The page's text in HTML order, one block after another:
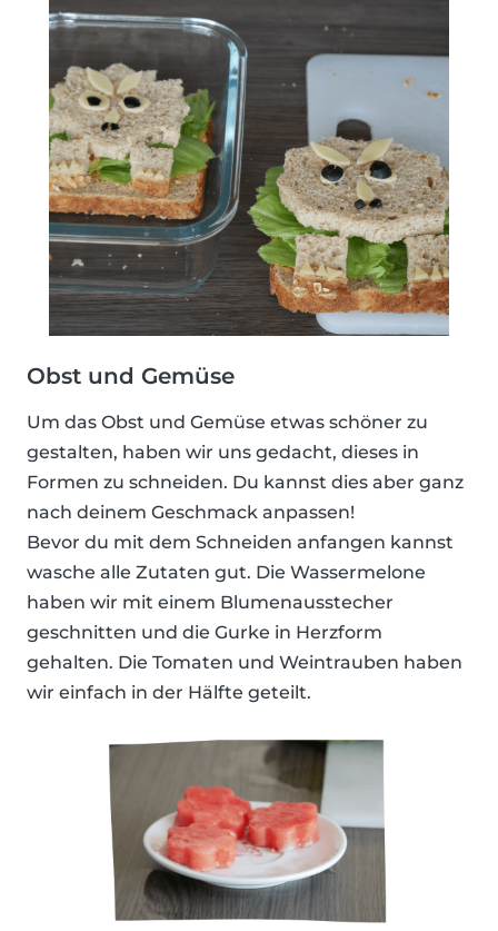
Obst und Gemüse
Um das Obst und Gemüse etwas schöner zu
gestalten, haben wir uns gedacht, dieses in
Formen zu schneiden. Du kannst dies aber ganz
nach deinem Geschmack anpassen!
Bevor du mit dem Schneiden anfangen kannst
wasche alle Zutaten gut. Die Wassermelone
haben wir mit einem Blumenausstecher
geschnitten und die Gurke in Herzform
gehalten. Die Tomaten und Weintrauben haben
wir einfach in der Hälfte geteilt.